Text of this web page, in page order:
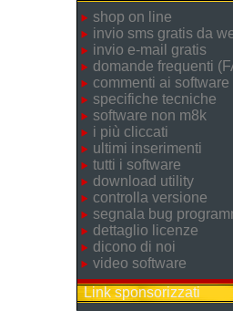
shop on line
invio sms gratis da
invio e-mail gratis
domande frequenti
commenti ai software
specifiche tecniche
software non m8k
i più cliccati
ultimi inserimenti
tutti i software
download utility
controlla versione
segnala bug
dettaglio licenze
dicono di noi
video software
Link sponsorizzati